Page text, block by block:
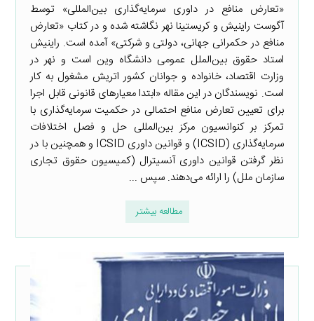
«تعارض منافع در داوری سرمایه‌گذاری بین‌المللی» توسط
آگوست راینیش و کریستینا نهر نگاشته شده و در کتاب «تعارض
منافع در حکمرانی جهانی، دولتی و شرکتی» آمده است. راینیش
استاد حقوق بین‌الملل عمومی دانشگاه وین است و نهر در
وزارت اقتصاد، خانواده و جوانان کشور اتریش مشغول به کار
است. نویسندگان در این مقاله «ابتدا معیارهای قانونی قابل اجرا
برای تعیین تعارض منافع احتمالی در حکمیت سرمایه‌گذاری با
تمرکز بر کنوانسیون مرکز بین‌المللی حل و فصل اختلافات
سرمایه‌گذاری (ICSID) و قوانین داوری ICSID و همچنین با در
نظر گرفتن قوانین داوری آنسیترال (کمیسیون حقوق تجاری
سازمان ملل) را ارائه می‌دهند. سپس ...
مطالعه بیشتر